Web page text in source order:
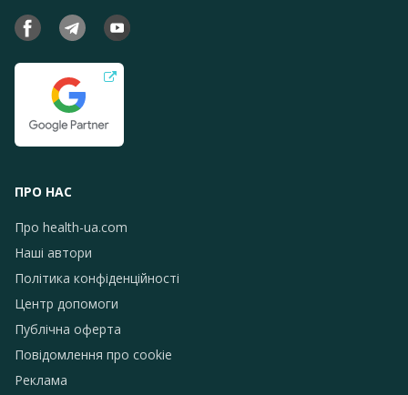
ПРО НАС
Про health-ua.com
Наші автори
Політика конфіденційності
Центр допомоги
Публічна оферта
Повідомлення про сookie
Реклама